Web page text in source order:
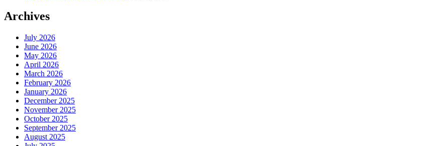
Archives
July 2026
June 2026
May 2026
April 2026
March 2026
February 2026
January 2026
December 2025
November 2025
October 2025
September 2025
August 2025